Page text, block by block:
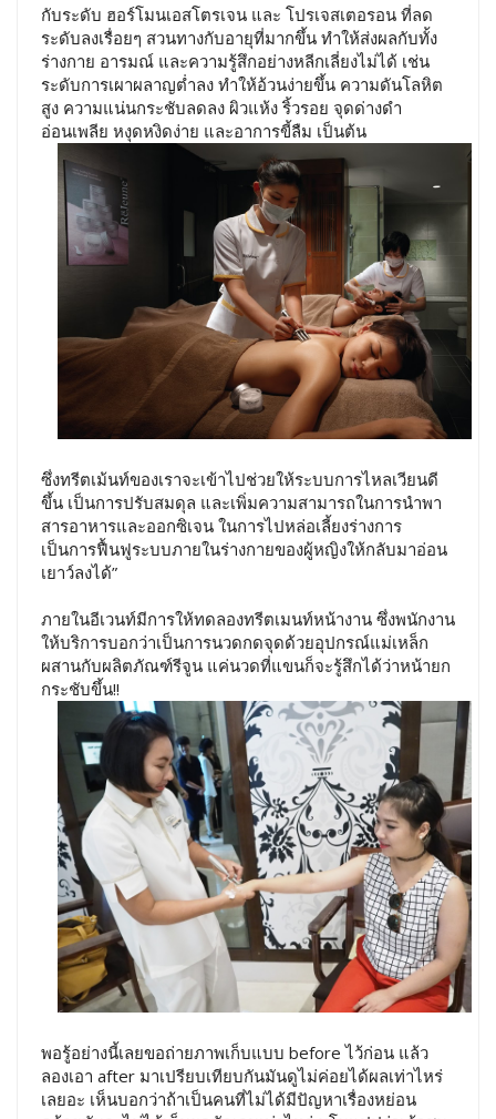
กับระดับ ฮอร์โมนเอสโตรเจน และ โปรเจสเตอรอน ที่ลด
ระดับลงเรื่อยๆ สวนทางกับอายุที่มากขึ้น ทำให้ส่งผลกับทั้ง
ร่างกาย อารมณ์ และความรู้สึกอย่างหลีกเลี่ยงไม่ได้ เช่น
ระดับการเผาผลาญต่ำลง ทำให้อ้วนง่ายขึ้น ความดันโลหิต
สูง ความแน่นกระชับลดลง ผิวแห้ง ริ้วรอย จุดด่างดำ
อ่อนเพลีย หงุดหงิดง่าย และอาการขี้ลืม เป็นต้น
ซึ่งทรีตเม้นท์ของเราจะเข้าไปช่วยให้ระบบการไหลเวียนดี
ขึ้น เป็นการปรับสมดุล และเพิ่มความสามารถในการนำพา
สารอาหารและออกซิเจน ในการไปหล่อเลี้ยงร่างการ
เป็นการฟื้นฟูระบบภายในร่างกายของผู้หญิงให้กลับมาอ่อน
เยาว์ลงได้”
ภายในอีเวนท์มีการให้ทดลองทรีตเมนท์หน้างาน ซึ่งพนักงาน
ให้บริการบอกว่าเป็นการนวดกดจุดด้วยอุปกรณ์แม่เหล็ก
ผสานกับผลิตภัณฑ์รีจูน แค่นวดที่แขนก็จะรู้สึกได้ว่าหน้ายก
กระชับขึ้น!!
พอรู้อย่างนี้เลยขอถ่ายภาพเก็บแบบ before ไว้ก่อน แล้ว
ลองเอา after มาเปรียบเทียบกันมันดูไม่ค่อยได้ผลเท่าไหร่
เลยอะ เห็นบอกว่าถ้าเป็นคนที่ไม่ได้มีปัญหาเรื่องหย่อน